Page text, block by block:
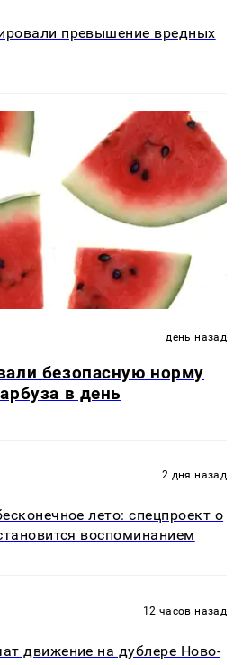
превышение вредных
день назад
безопасную норму
в день
2 дня назад
лето: спецпроект о
воспоминанием
12 часов назад
движение на дублере Ново-